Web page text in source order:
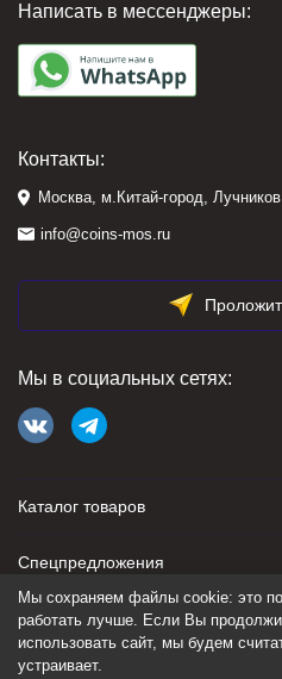
Написать в мессенджеры:
Контакты:
Москва, м.Китай-город,
info@coins-mos.ru
Мы в социальных сетях:
Каталог товаров
Спецпредложения
Для покупателя
Мы сохраняем файлы cookie: это
работать лучше. Если Вы
использовать сайт, мы будем
устраивает.